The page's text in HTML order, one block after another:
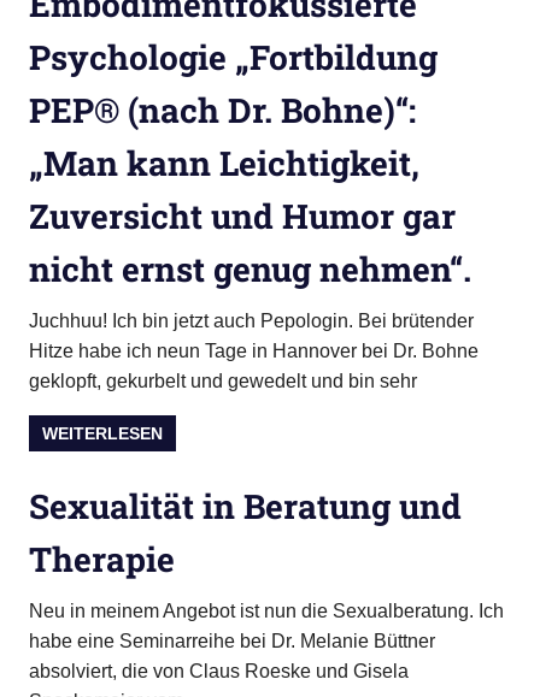
Psychologie „Fortbildung
PEP® (nach Dr. Bohne)“:
„Man kann Leichtigkeit,
Zuversicht und Humor gar
nicht ernst genug nehmen“.
Juchhuu! Ich bin jetzt auch Pepologin. Bei brütender
Hitze habe ich neun Tage in Hannover bei Dr. Bohne
geklopft, gekurbelt und gewedelt und bin sehr
WEITERLESEN
Sexualität in Beratung und
Therapie
Neu in meinem Angebot ist nun die Sexualberatung. Ich
habe eine Seminarreihe bei Dr. Melanie Büttner
absolviert, die von Claus Roeske und Gisela